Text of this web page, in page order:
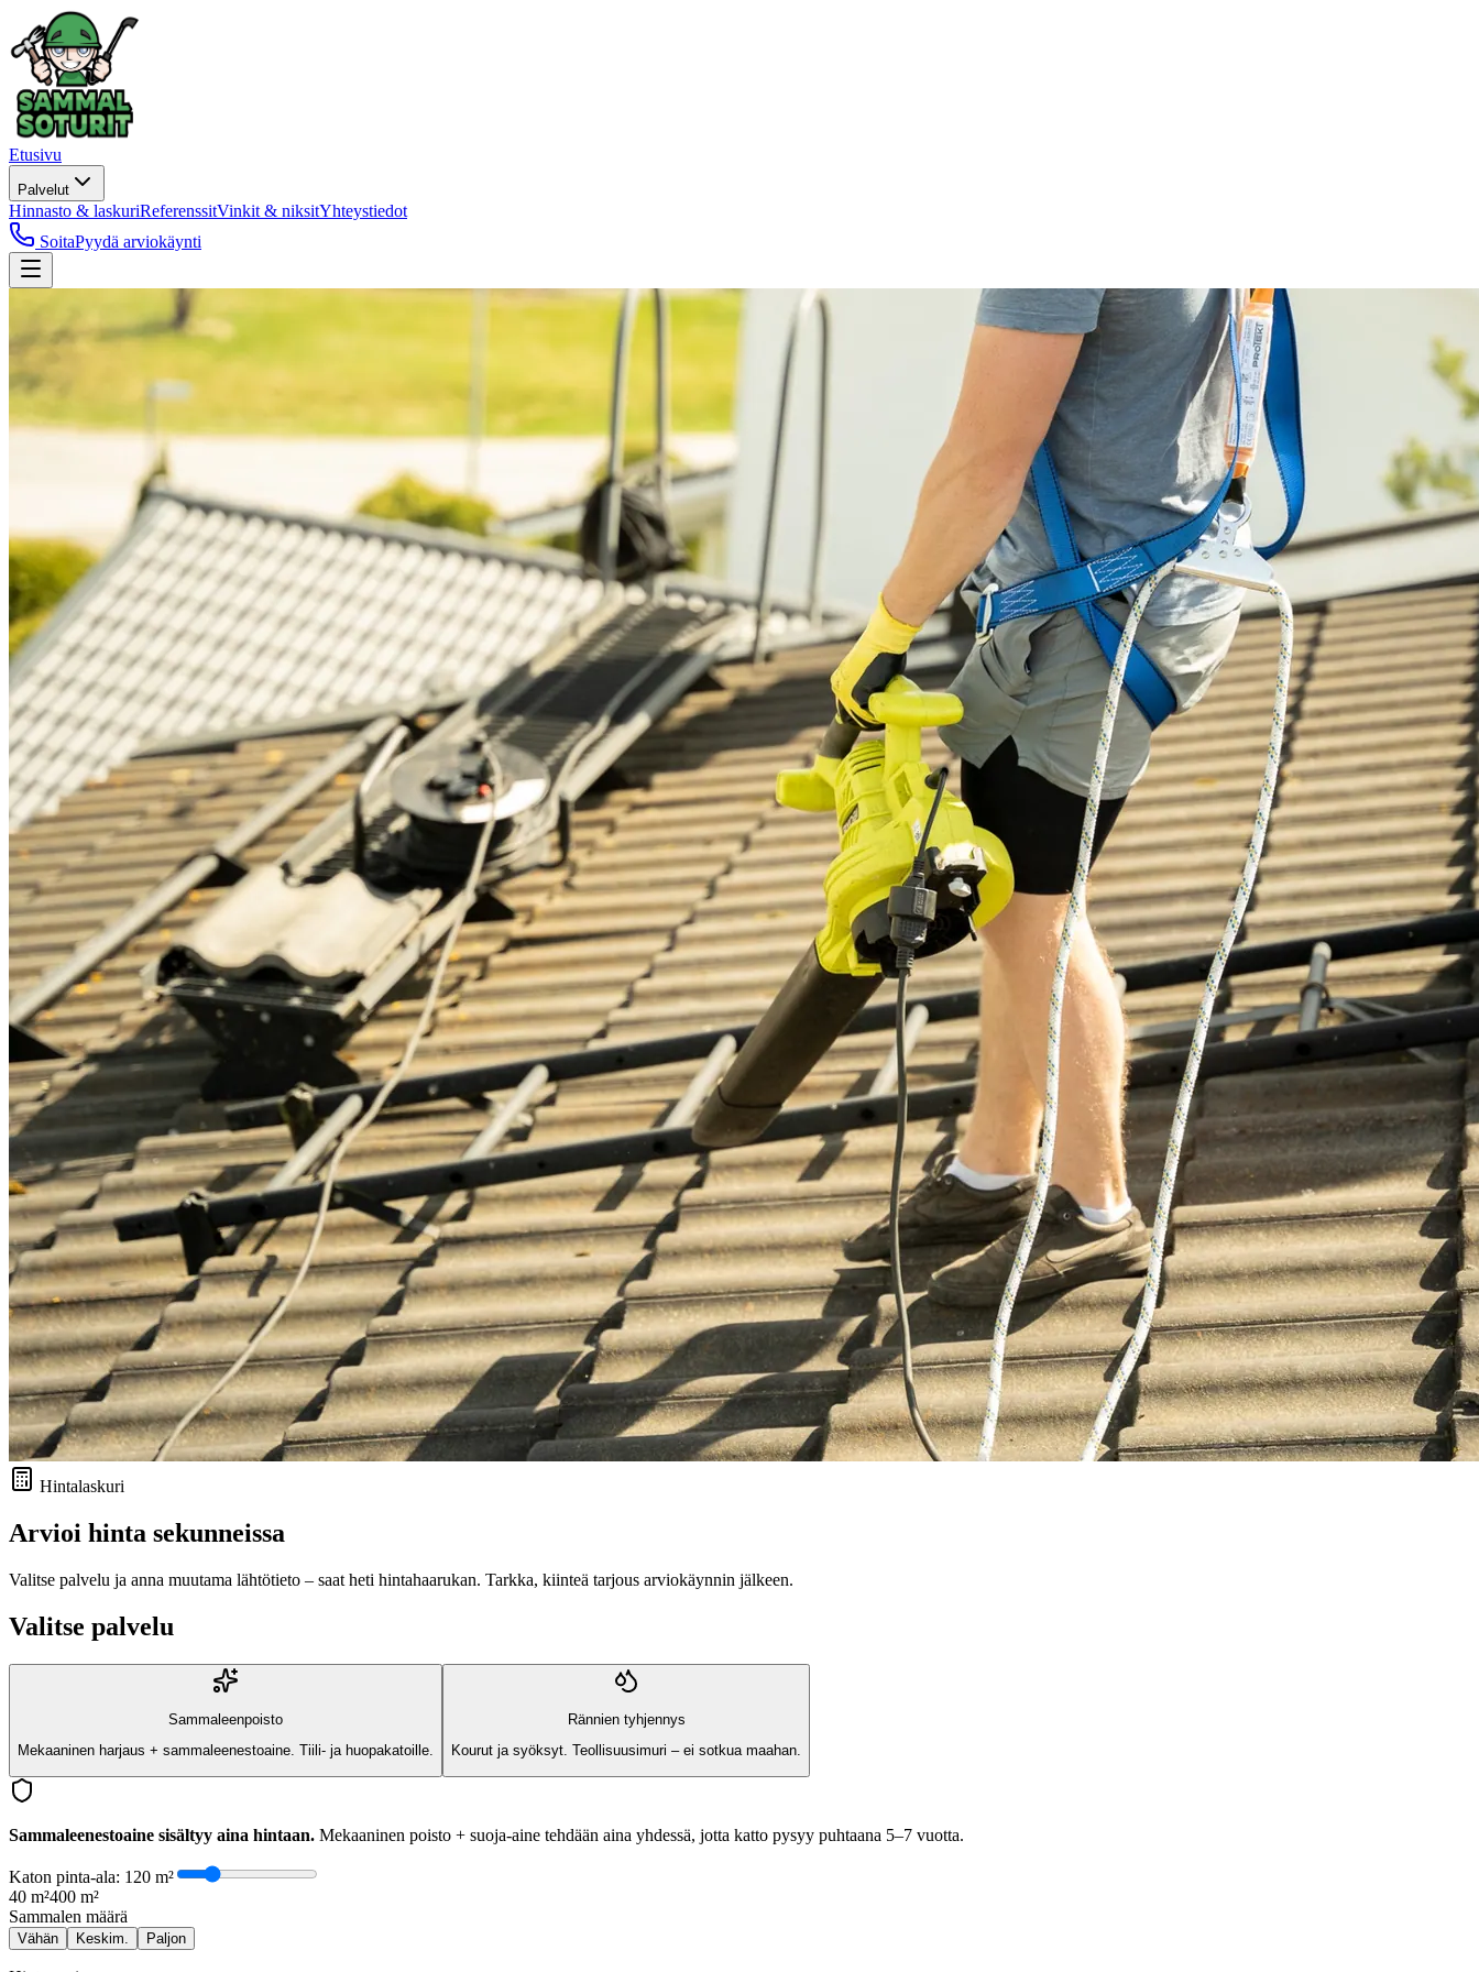
Etusivu
Palvelut
Hinnasto & laskuriReferenssitVinkit & niksitYhteystiedot
SoitaPyydä arviokäynti
Hintalaskuri
Arvioi hinta sekunneissa
Valitse palvelu ja anna muutama lähtötieto – saat heti hintahaarukan. Tarkka, kiinteä tarjous arviokäynnin jälkeen.
Valitse palvelu
Sammaleenpoisto
Mekaaninen harjaus + sammaleenestoaine. Tiili- ja huopakatoille.
Rännien tyhjennys
Kourut ja syöksyt. Teollisuusimuri – ei sotkua maahan.
Sammaleenestoaine sisältyy aina hintaan. Mekaaninen poisto + suoja-aine tehdään aina yhdessä, jotta katto pysyy puhtaana 5–7 vuotta.
Katon pinta-ala: 120 m²
40 m²400 m²
Sammalen määrä
Vähän Keskim. Paljon